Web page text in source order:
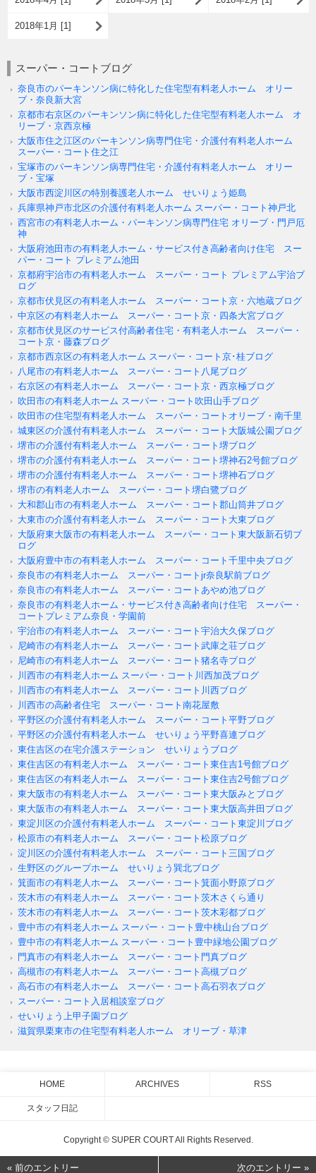
« 前のエントリー 次のエントリー »
2018年1月 [1]
スーパー・コートブログ
奈良市のパーキンソン病に特化した住宅型有料老人ホーム オリー
ブ・奈良新大宮
京都市右京区のパーキンソン病に特化した住宅型有料老人ホーム オ
リーブ・京西京極
大阪市住之江区のパーキンソン病専門住宅・介護付有料老人ホーム
スーパー・コート住之江
宝塚市のパーキンソン病専門住宅・介護付有料老人ホーム オリー
ブ・宝塚
大阪市西淀川区の特別養護老人ホーム せいりょう姫島
兵庫県神戸市北区の介護付有料老人ホーム スーパー・コート神戸北
西宮市の有料老人ホーム・パーキンソン病専門住宅 オリーブ・門戸厄
神
大阪府池田市の有料老人ホーム・サービス付き高齢者向け住宅 スー
パー・コート プレミアム池田
京都府宇治市の有料老人ホーム スーパー・コート プレミアム宇治ブ
ログ
京都市伏見区の有料老人ホーム スーパー・コート京・六地蔵ブログ
中京区の有料老人ホーム スーパー・コート京・四条大宮ブログ
京都市伏見区のサービス付高齢者住宅・有料老人ホーム スーパー・
コート京・藤森ブログ
京都市西京区の有料老人ホーム スーパー・コート京･桂ブログ
八尾市の有料老人ホーム スーパー・コート八尾ブログ
右京区の有料老人ホーム スーパー・コート京・西京極ブログ
吹田市の有料老人ホーム スーパー・コート吹田山手ブログ
吹田市の住宅型有料老人ホーム スーパー・コートオリーブ・南千里
城東区の介護付有料老人ホーム スーパー・コート大阪城公園ブログ
堺市の介護付有料老人ホーム スーパー・コート堺ブログ
堺市の介護付有料老人ホーム スーパー・コート堺神石2号館ブログ
堺市の介護付有料老人ホーム スーパー・コート堺神石ブログ
堺市の有料老人ホーム スーパー・コート堺白鷺ブログ
大和郡山市の有料老人ホーム スーパー・コート郡山筒井ブログ
大東市の介護付有料老人ホーム スーパー・コート大東ブログ
大阪府東大阪市の有料老人ホーム スーパー・コート東大阪新石切ブ
ログ
大阪府豊中市の有料老人ホーム スーパー・コート千里中央ブログ
奈良市の有料老人ホーム スーパー・コートjr奈良駅前ブログ
奈良市の有料老人ホーム スーパー・コートあやめ池ブログ
奈良市の有料老人ホーム・サービス付き高齢者向け住宅 スーパー・
コートプレミアム奈良・学園前
宇治市の有料老人ホーム スーパー・コート宇治大久保ブログ
尼崎市の有料老人ホーム スーパー・コート武庫之荘ブログ
尼崎市の有料老人ホーム スーパー・コート猪名寺ブログ
川西市の有料老人ホーム スーパー・コート川西加茂ブログ
川西市の有料老人ホーム スーパー・コート川西ブログ
川西市の高齢者住宅 スーパー・コート南花屋敷
平野区の介護付有料老人ホーム スーパー・コート平野ブログ
平野区の介護付有料老人ホーム せいりょう平野喜連ブログ
東住吉区の在宅介護ステーション せいりょうブログ
東住吉区の有料老人ホーム スーパー・コート東住吉1号館ブログ
東住吉区の有料老人ホーム スーパー・コート東住吉2号館ブログ
東大阪市の有料老人ホーム スーパー・コート東大阪みとブログ
東大阪市の有料老人ホーム スーパー・コート東大阪高井田ブログ
東淀川区の介護付有料老人ホーム スーパー・コート東淀川ブログ
松原市の有料老人ホーム スーパー・コート松原ブログ
淀川区の介護付有料老人ホーム スーパー・コート三国ブログ
生野区のグループホーム せいりょう巽北ブログ
箕面市の有料老人ホーム スーパー・コート箕面小野原ブログ
茨木市の有料老人ホーム スーパー・コート茨木さくら通り
茨木市の有料老人ホーム スーパー・コート茨木彩都ブログ
豊中市の有料老人ホーム スーパー・コート豊中桃山台ブログ
豊中市の有料老人ホーム スーパー・コート豊中緑地公園ブログ
門真市の有料老人ホーム スーパー・コート門真ブログ
高槻市の有料老人ホーム スーパー・コート高槻ブログ
高石市の有料老人ホーム スーパー・コート高石羽衣ブログ
スーパー・コート入居相談室ブログ
せいりょう上甲子園ブログ
滋賀県栗東市の住宅型有料老人ホーム オリーブ・草津
HOME ARCHIVES RSS
スタッフ日記
Copyright © SUPER COURT All Rights Reserved.